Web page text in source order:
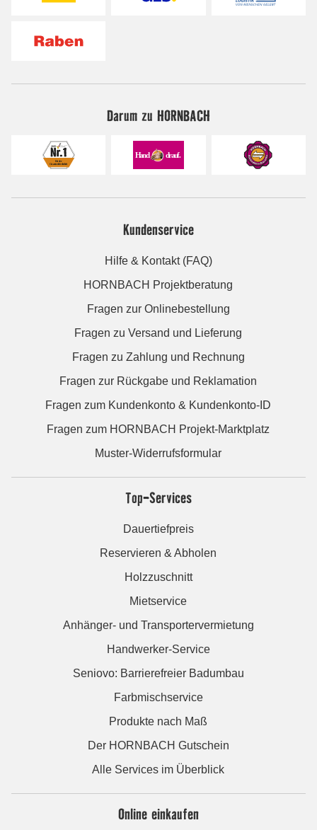
Darum zu HORNBACH
Kundenservice
Hilfe & Kontakt (FAQ)
HORNBACH Projektberatung
Fragen zur Onlinebestellung
Fragen zu Versand und Lieferung
Fragen zu Zahlung und Rechnung
Fragen zur Rückgabe und Reklamation
Fragen zum Kundenkonto & Kundenkonto-ID
Fragen zum HORNBACH Projekt-Marktplatz
Muster-Widerrufsformular
Top-Services
Dauertiefpreis
Reservieren & Abholen
Holzzuschnitt
Mietservice
Anhänger- und Transportervermietung
Handwerker-Service
Seniovo: Barrierefreier Badumbau
Farbmischservice
Produkte nach Maß
Der HORNBACH Gutschein
Alle Services im Überblick
Online einkaufen